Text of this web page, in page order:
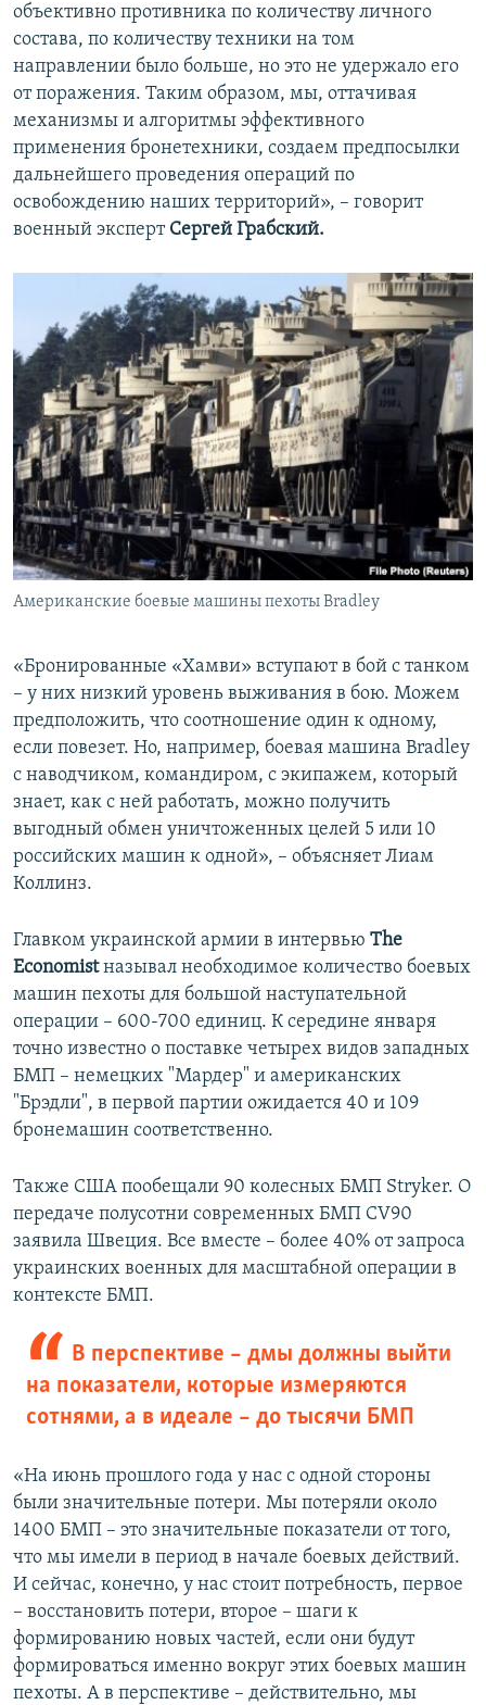
объективно противника по количеству личного
состава, по количеству техники на том
направлении было больше, но это не удержало его
от поражения. Таким образом, мы, оттачивая
механизмы и алгоритмы эффективного
применения бронетехники, создаем предпосылки
дальнейшего проведения операций по
освобождению наших территорий», – говорит
военный эксперт Сергей Грабский.
Американские боевые машины пехоты Bradley
«Бронированные «Хамви» вступают в бой с танком
– у них низкий уровень выживания в бою. Можем
предположить, что соотношение один к одному,
если повезет. Но, например, боевая машина Bradley
с наводчиком, командиром, с экипажем, который
знает, как с ней работать, можно получить
выгодный обмен уничтоженных целей 5 или 10
российских машин к одной», – объясняет Лиам
Коллинз.
Главком украинской армии в интервью The
Economistназывал необходимое количество боевых
машин пехоты для большой наступательной
операции – 600-700 единиц. К середине января
точно известно о поставке четырех видов западных
БМП – немецких "Мардер" и американских
"Брэдли", в первой партии ожидается 40 и 109
бронемашин соответственно.
Также США пообещали 90 колесных БМП Stryker. О
передаче полусотни современных БМП CV90
заявила Швеция. Все вместе – более 40% от запроса
украинских военных для масштабной операции в
контексте БМП.
В перспективе – дмы должны выйти
на показатели, которые измеряются
сотнями, а в идеале – до тысячи БМП
«На июнь прошлого года у нас с одной стороны
были значительные потери. Мы потеряли около
1400 БМП – это значительные показатели от того,
что мы имели в период в начале боевых действий.
И сейчас, конечно, у нас стоит потребность, первое
– восстановить потери, второе – шаги к
формированию новых частей, если они будут
формироваться именно вокруг этих боевых машин
пехоты. А в перспективе – действительно, мы